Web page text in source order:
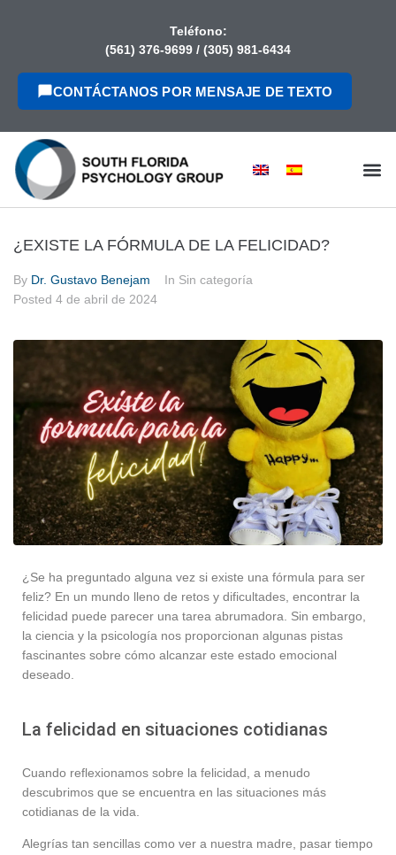
Teléfono:
(561) 376-9699 / (305) 981-6434
CONTÁCTANOS POR MENSAJE DE TEXTO
¿EXISTE LA FÓRMULA DE LA FELICIDAD?
By Dr. Gustavo Benejam
In Sin categoría
Posted 4 de abril de 2024
¿Se ha preguntado alguna vez si existe una fórmula para ser
feliz? En un mundo lleno de retos y dificultades, encontrar la
felicidad puede parecer una tarea abrumadora. Sin embargo,
la ciencia y la psicología nos proporcionan algunas pistas
fascinantes sobre cómo alcanzar este estado emocional
deseado.
La felicidad en situaciones cotidianas
Cuando reflexionamos sobre la felicidad, a menudo
descubrimos que se encuentra en las situaciones más
cotidianas de la vida.
Alegrías tan sencillas como ver a nuestra madre, pasar tiempo